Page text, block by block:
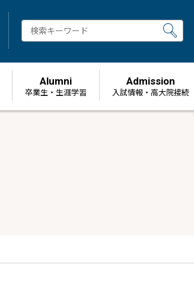
Alumni
卒業生・生涯学習
Admission
⼊試情報・高大院接続